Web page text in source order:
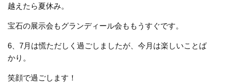
越えたら夏休み。
宝石の展示会もグランディール会ももうすぐです。
6、7月は慌ただしく過ごしましたが、今月は楽しいことば
かり。
笑顔で過ごします！